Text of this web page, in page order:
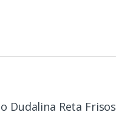
Dudalina Reta Frisos